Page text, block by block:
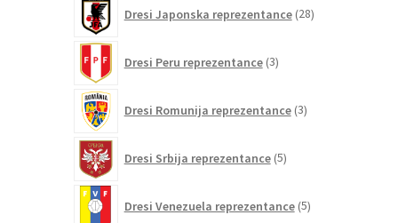
Dresi Japonska reprezentance 28izdelkov
Dresi Peru reprezentance 3izdelki
Dresi Romunija reprezentance 3izdelki
Dresi Srbija reprezentance 5izdelkov
Dresi Venezuela reprezentance 5izdelkov